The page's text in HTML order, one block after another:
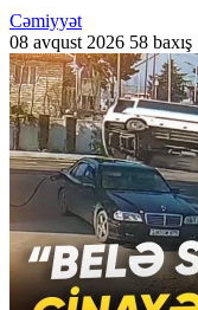
Cəmiyyət
08 avqust 2026 58 baxış